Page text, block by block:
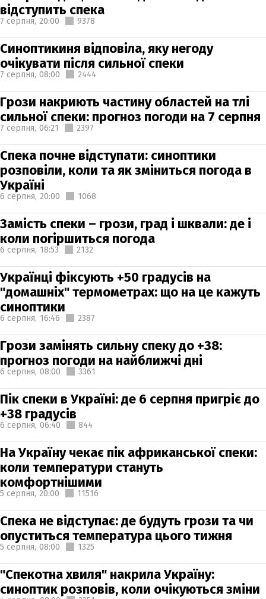
відступить спека
7 серпня, 20:00 9378
Синоптикиня відповіла, яку негоду
очікувати після сильної спеки
7 серпня, 08:00 2444
Грози накриють частину областей на тлі
сильної спеки: прогноз погоди на 7 серпня
7 серпня, 06:21 2397
Спека почне відступати: синоптики
розповіли, коли та як зміниться погода в
Україні
6 серпня, 20:00 1068
Замість спеки – грози, град і шквали: де і
коли погіршиться погода
6 серпня, 18:53 2132
Українці фіксують +50 градусів на
"домашніх" термометрах: що на це кажуть
синоптики
6 серпня, 16:46 2387
Грози замінять сильну спеку до +38:
прогноз погоди на найближчі дні
6 серпня, 08:00 3361
Пік спеки в Україні: де 6 серпня пригріє до
+38 градусів
6 серпня, 06:40 844
На Україну чекає пік африканської спеки:
коли температури стануть
комфортнішими
5 серпня, 20:00 11516
Спека не відступає: де будуть грози та чи
опуститься температура цього тижня
5 серпня, 08:00 1325
"Спекотна хвиля" накрила Україну:
синоптик розповів, коли очікуються зміни